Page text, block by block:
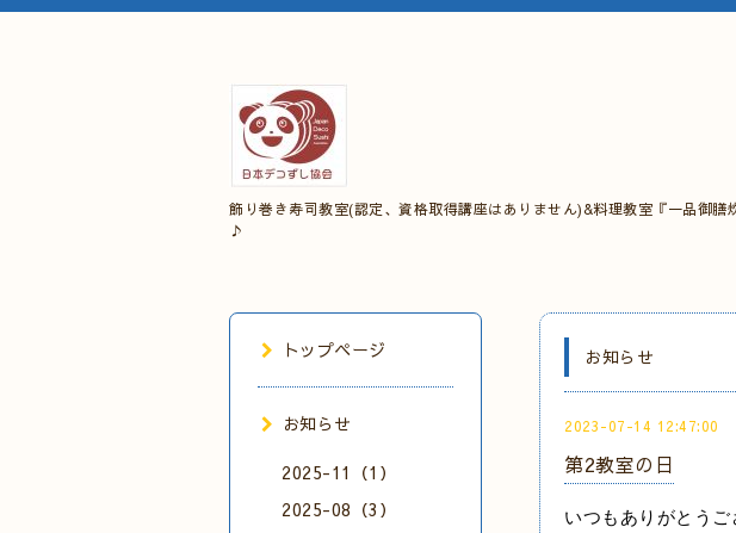
飾り巻き寿司教室(認定、資格取得講座はありません)&料理教室『一品御
♪
お知らせ
2023-07-14 12:47:00
第2教室の日
いつもありがとうご
トップページ
お知らせ
2025-11（1）
2025-08（3）